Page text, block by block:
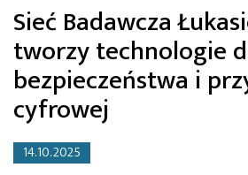
Sieć Badawcza
tworzy technologie
bezpieczeństwa i
cyfrowej
14.10.2025